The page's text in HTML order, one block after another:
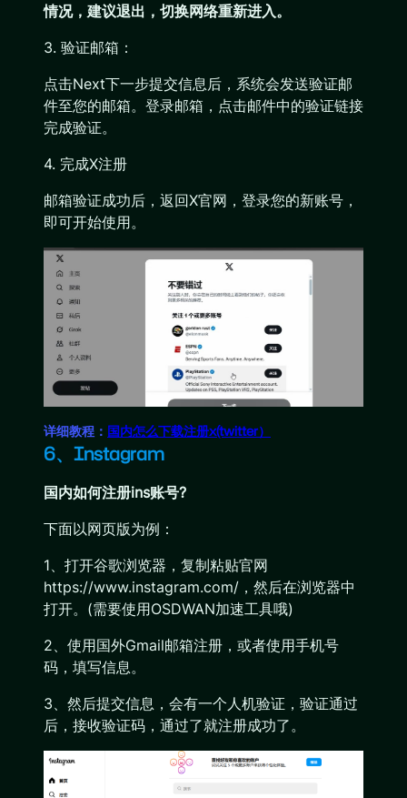
情况，建议退出，切换网络重新进入。
3. 验证邮箱：
点击Next下一步提交信息后，系统会发送验证邮
件至您的邮箱。登录邮箱，点击邮件中的验证链接
完成验证。
4. 完成X注册
邮箱验证成功后，返回X官网，登录您的新账号，
即可开始使用。
详细教程： 国内怎么下载注册x(twitter）
6、Instagram
国内如何注册ins账号?
下面以网页版为例：
1、打开谷歌浏览器，复制粘贴官网
https://www.instagram.com/，然后在浏览器中
打开。(需要使用OSDWAN加速工具哦)
2、使用国外Gmail邮箱注册，或者使用手机号
码，填写信息。
3、然后提交信息，会有一个人机验证，验证通过
后，接收验证码，通过了就注册成功了。